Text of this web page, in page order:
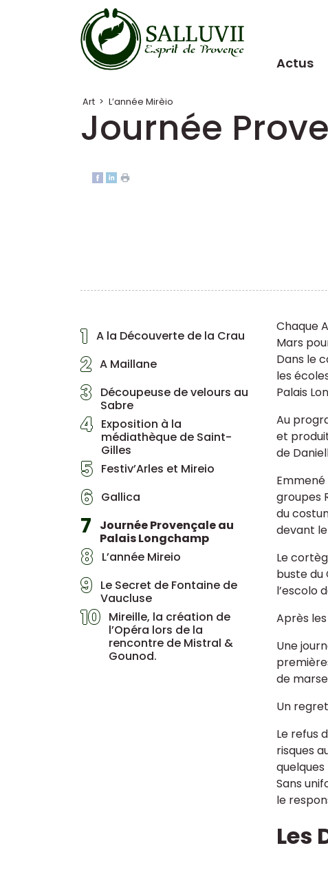
Panneau de gestion des cookies
Actus
Art > L’année Mirèio
Journée
1 A la Découverte de la Crau
2 A Maillane
3
Découpeuse de velours au
Sabre
4 Exposition à la
médiathèque de Saint-
Gilles
5 Festiv’Arles et Mireio
6 Gallica
7
Journée Provençale au
Palais Longchamp
8 L’année Mireio
9 Le Secret de Fontaine de
Vaucluse
10 Mireille, la création de
l’Opéra lors de la
rencontre de Mistral &
Gounod.
Chaque
Mars
Dans le
les
Palais
Au
et
de
groupes
du
devant
Le
buste du
l’escolo
Après
Une
de
Un
Le refus
risques
quelques
Sans
le
Les